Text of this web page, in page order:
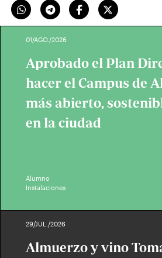
01/AGO./2026
Aprobado el Plan
hacer el Campus de
más abierto,
en la ciudad
Alumno
Instalaciones
29/JUL./2026
Almuerzo y vino